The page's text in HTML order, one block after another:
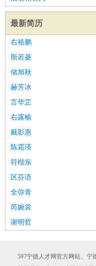
最新简历
右裕鹏
斯若菱
储旭秋
赫芳冰
言华芷
右露榆
戴影惠
陈霜瑛
符楷东
区芬语
全弥青
芮婉裳
谢明哲
597宁德人才网官方网站、宁